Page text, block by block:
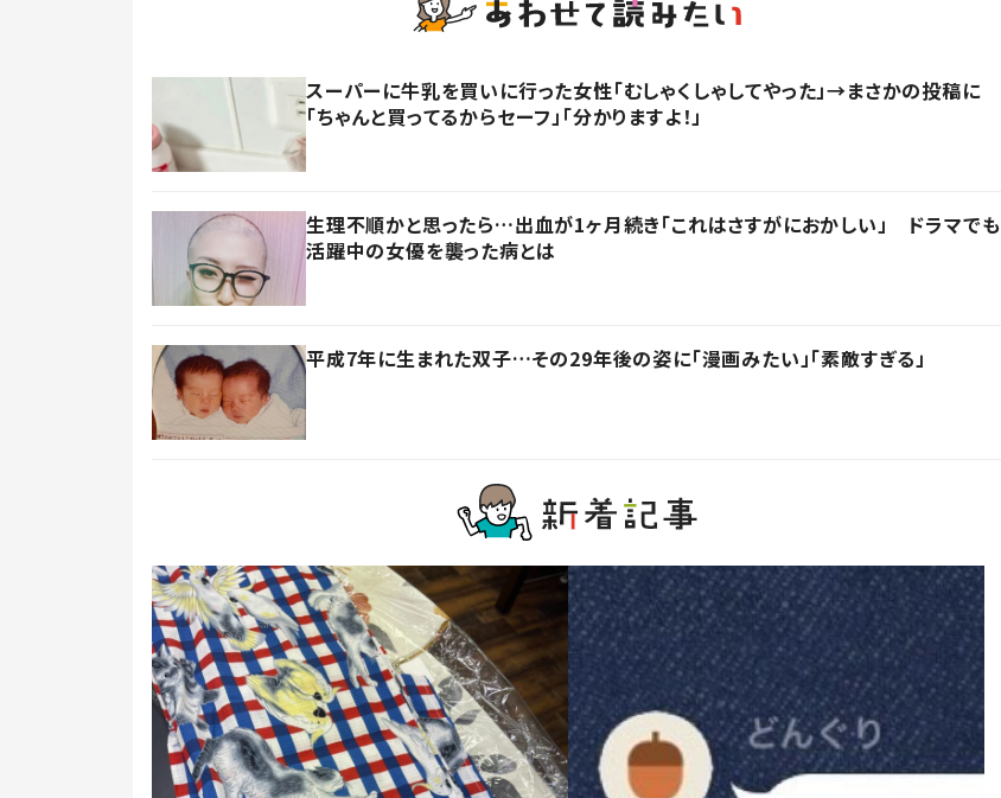
スーパーに牛乳を買いに行った女性「むしゃくしゃしてやった」→まさかの投稿に
「ちゃんと買ってるからセーフ」「分かりますよ！」
生理不順かと思ったら…出血が1ヶ月続き「これはさすがにおかしい」 ドラマでも
活躍中の女優を襲った病とは
平成7年に生まれた双子…その29年後の姿に「漫画みたい」「素敵すぎる」